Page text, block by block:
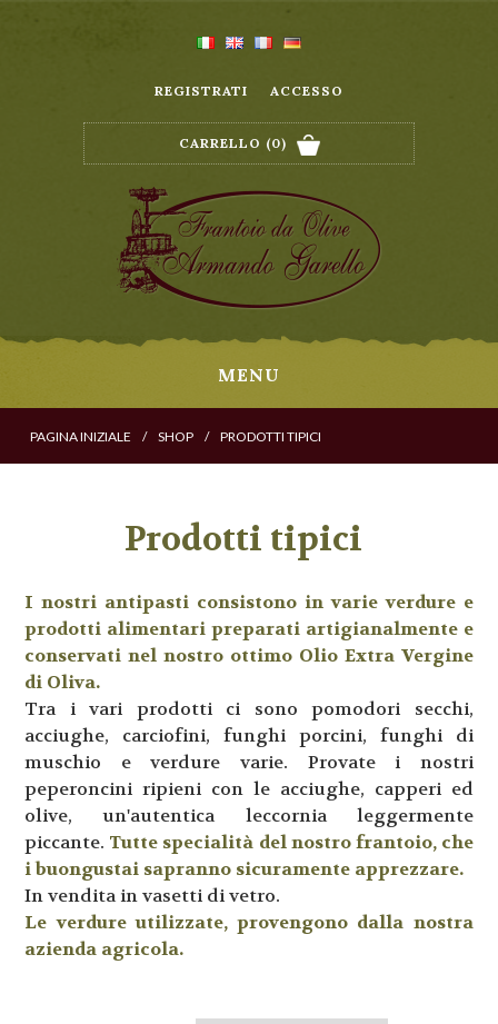
REGISTRATI ACCESSO
CARRELLO (0)
MENU
PAGINA INIZIALE / SHOP / PRODOTTI TIPICI
Prodotti tipici
I nostri antipasti consistono in varie verdure e
prodotti alimentari preparati artigianalmente e
conservati nel nostro ottimo Olio Extra Vergine
di Oliva.
Tra i vari prodotti ci sono pomodori secchi,
acciughe, carciofini, funghi porcini, funghi di
muschio e verdure varie. Provate i nostri
peperoncini ripieni con le acciughe, capperi ed
olive, un'autentica leccornia leggermente
piccante. Tutte specialità del nostro frantoio, che
i buongustai sapranno sicuramente apprezzare.
In vendita in vasetti di vetro.
Le verdureutilizzate, provengono dalla nostra
azienda agricola.